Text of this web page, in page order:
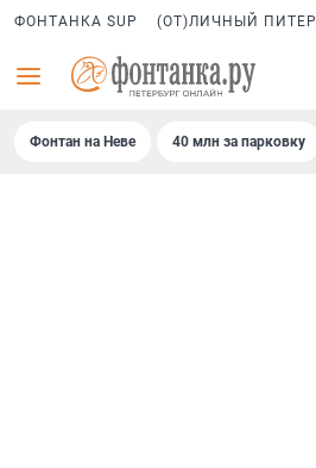
ФОНТАНКА SUP (ОТ)ЛИЧНЫЙ ПИТЕР
Фонтан на Неве 40 млн за парковку